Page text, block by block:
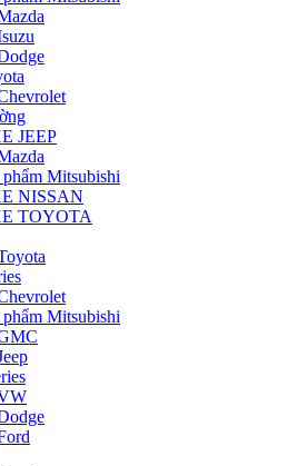
JEEP
Mitsubishi
NISSAN
TOYOTA
Mitsubishi